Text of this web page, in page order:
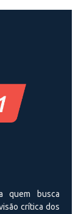
quem busca
crí­tica dos